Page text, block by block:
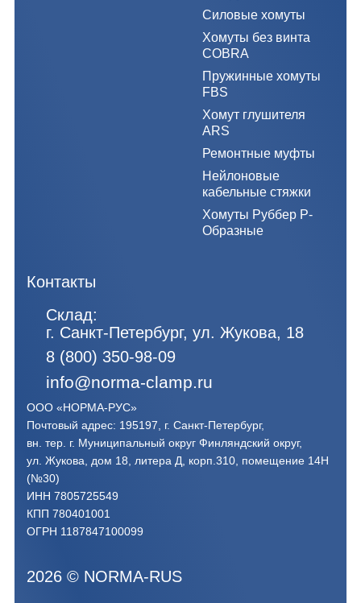
Силовые хомуты
Хомуты без винта
COBRA
Пружинные хомуты
FBS
Хомут глушителя
ARS
Ремонтные муфты
Нейлоновые
кабельные стяжки
Хомуты Руббер Р-
Образные
Контакты
Склад:
г. Санкт-Петербург, ул. Жукова, 18
8 (800) 350-98-09
info@norma-clamp.ru
ООО «НОРМА-РУС»
Почтовый адрес: 195197, г. Санкт-Петербург,
вн. тер. г. Муниципальный округ Финляндский округ,
ул. Жукова, дом 18, литера Д, корп.310, помещение 14Н
(№30)
ИНН 7805725549
КПП 780401001
ОГРН 1187847100099
2026 © NORMA-RUS